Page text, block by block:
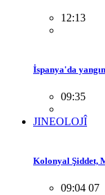
12:13
İspanya'da
09:35
JINEOLOJÎ
Kolonyal Şiddet,
09:04 07